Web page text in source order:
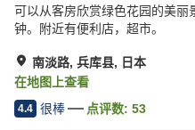
可以从客房欣赏绿色花园的美
钟。附近有便利店，超市。
南淡路, 兵库县, 日本
在地图上查看
4.4 很棒 点评数: 53